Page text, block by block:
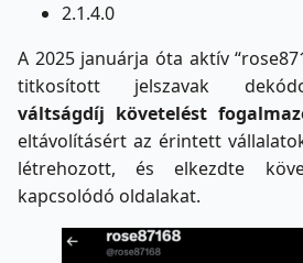
2.1.4.0
A 2025 januárja óta aktív
titkosított jelszavak
váltságdíj követelést
eltávolításért az érintett
létrehozott, és elkezdte
kapcsolódó oldalakat.